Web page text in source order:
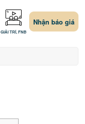
GIẢI TRÍ, FNB
Nhận báo giá